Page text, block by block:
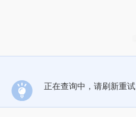
正在查询中，请刷新重试